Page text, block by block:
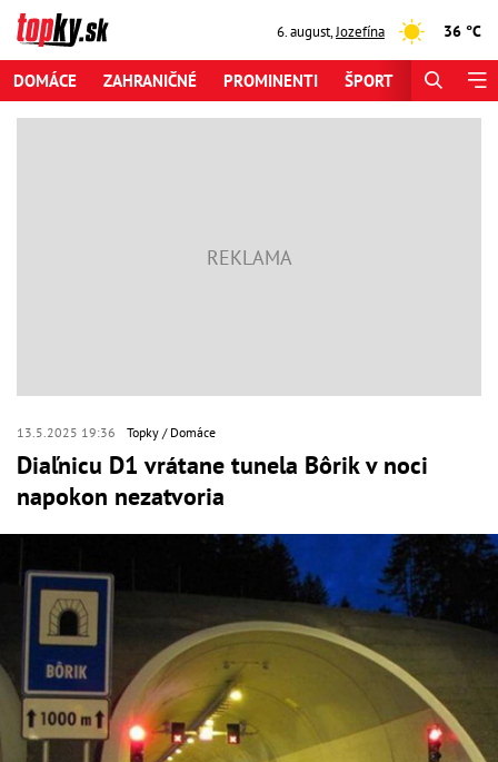
6. august,Jozefína 36 °C
DOMÁCE ZAHRANIČNÉ PROMINENTI ŠPORT
13.5.2025 19:36 Topky Domáce
Diaľnicu D1 vrátane tunela Bôrik v noci
napokon nezatvoria